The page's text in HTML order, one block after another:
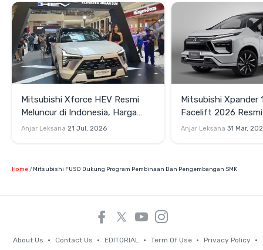
Mitsubishi Xforce HEV Resmi
Meluncur di Indonesia, Harga
Rp445 Juta dan Garansi Baterai
Anjar Leksana 21 Jul, 2026
Mitsubishi Xpander
Facelift 2026
Harga Lampaui
Anjar Leksana 31 Mar,
Home Mitsubishi FUSO Dukung Program Pembinaan Dan Pengembangan SMK
About Us Contact Us EDITORIAL Term Of Use Privacy Policy